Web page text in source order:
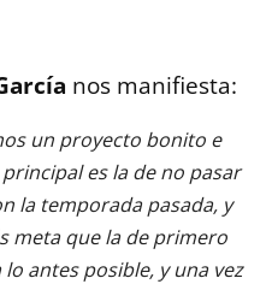
nos manifiesta:
un proyecto bonito e
es la de no pasar
la temporada pasada, y
meta que la de primero
antes posible, y una vez